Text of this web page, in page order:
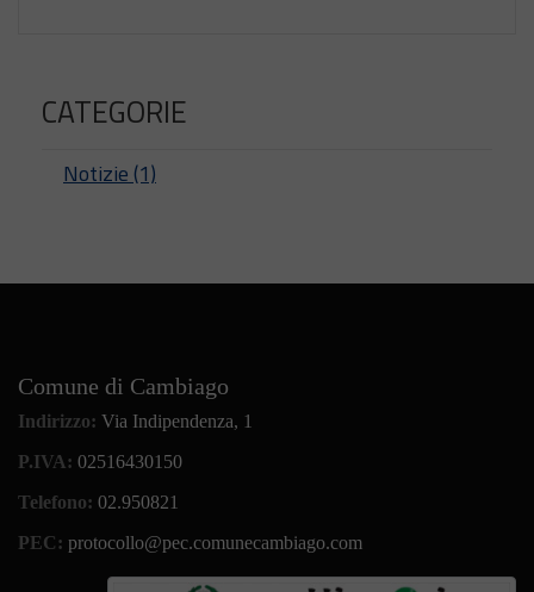
CATEGORIE
Notizie (1)
Comune di Cambiago
Indirizzo: Via Indipendenza, 1
P.IVA: 02516430150
Telefono: 02.950821
PEC: protocollo@pec.comunecambiago.com